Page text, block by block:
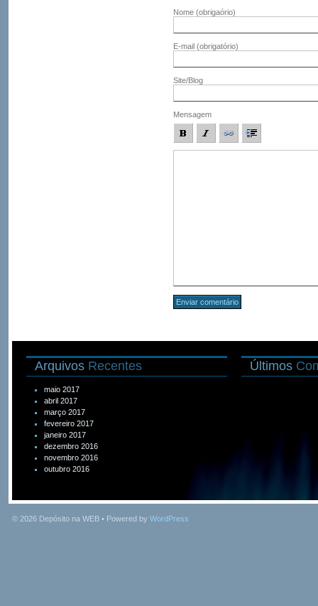
Nome (obrigaório)
E-mail (obrigatório)
Site/Blog
Mensagem
Arquivos Recentes
maio 2017
abril 2017
março 2017
fevereiro 2017
janeiro 2017
dezembro 2016
novembro 2016
outubro 2016
Últimos
© 2026 Depósito na WEB • Powered by WordPress